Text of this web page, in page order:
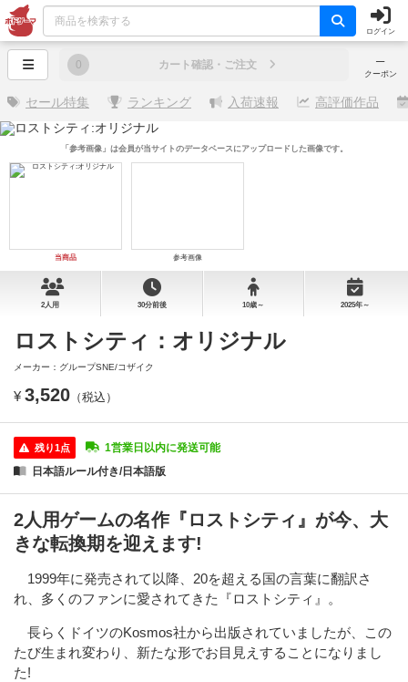
ログイン
─
クーポン
0 カート確認・ご注文
セール特集 ランキング 入荷速報 高評価作品
当商品 参考画像
「参考画像」は会員が当サイトのデータベースにアップロードした画像です。
2人用 30分前後 10歳～ 2025年～
ロストシティ：オリジナル
メーカー：グループSNE/コザイク
¥ 3,520 （税込）
残り1点
1営業日以内に発送可能
日本語ルール付き/日本語版
2人用ゲームの名作『ロストシティ』が今、大
きな転換期を迎えます!
1999年に発売されて以降、20を超える国の言葉に翻訳さ
れ、多くのファンに愛されてきた『ロストシティ』。
長らくドイツのKosmos社から出版されていましたが、この
たび生まれ変わり、新たな形でお目見えすることになりまし
た!